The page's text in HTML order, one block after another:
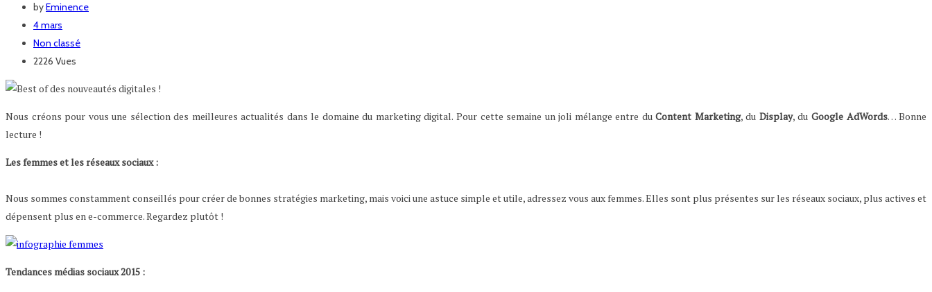
byEminence
4 mars
Non classé
2226 Vues
Nous créons pour vous une sélection des meilleures actualités dans le domaine du marketing digital. Pour cette semaine un joli mélange entre duContent Marketing, du Display, du Google AdWords… Bonne
lecture !
Les femmes et les réseaux sociaux :
Nous sommes constamment conseillés pour créer de bonnes stratégies marketing, mais voici une astuce simple et utile, adressez vous aux femmes. Elles sont plus présentes sur les réseaux sociaux, plus actives et
dépensent plus en e-commerce. Regardez plutôt !
Tendances médias sociaux 2015 :